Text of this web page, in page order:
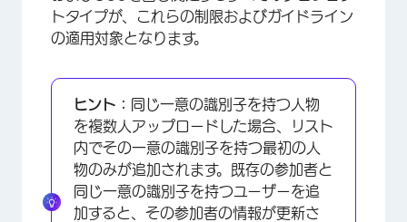
×
トタイプが、これらの制限およびガイドライン
の適用対象となります。
ヒント： 同じ一意の識別子を持つ人物
を複数人アップロードした場合、リスト
内でその一意の識別子を持つ最初の人
物のみが追加されます。既存の参加者と
同じ一意の識別子を持つユーザーを追
加すると、その参加者の情報が更新さ